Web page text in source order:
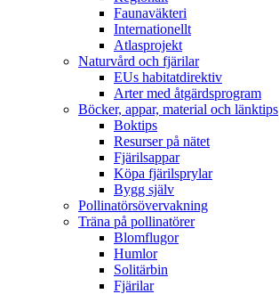
Faunaväkteri
Internationellt
Atlasprojekt
Naturvård och fjärilar
EUs habitatdirektiv
Arter med åtgärdsprogram
Böcker, appar, material och länktips
Boktips
Resurser på nätet
Fjärilsappar
Köpa fjärilsprylar
Bygg själv
Pollinatörsövervakning
Träna på pollinatörer
Blomflugor
Humlor
Solitärbin
Fjärilar